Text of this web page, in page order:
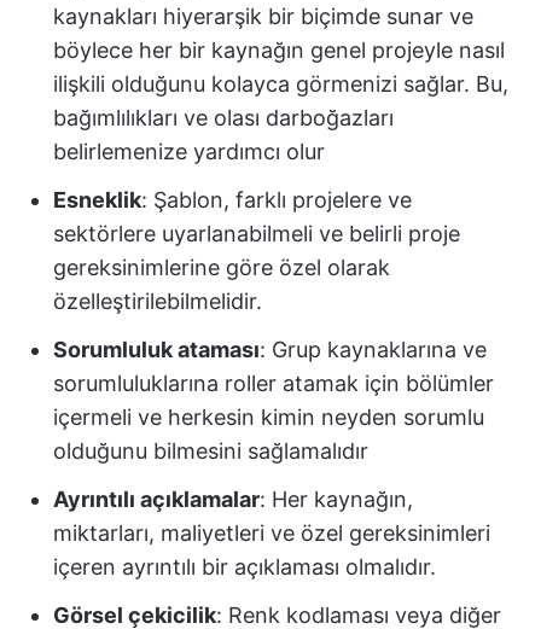
kaynakları hiyerarşik bir biçimde sunar ve
böylece her bir kaynağın genel projeyle nasıl
ilişkili olduğunu kolayca görmenizi sağlar. Bu,
bağımlılıkları ve olası darboğazları
belirlemenize yardımcı olur
Esneklik: Şablon, farklı projelere ve
sektörlere uyarlanabilmeli ve belirli proje
gereksinimlerine göre özel olarak
özelleştirilebilmelidir.
Sorumluluk ataması: Grup kaynaklarına ve
sorumluluklarına roller atamak için bölümler
içermeli ve herkesin kimin neyden sorumlu
olduğunu bilmesini sağlamalıdır
Ayrıntılı açıklamalar: Her kaynağın,
miktarları, maliyetleri ve özel gereksinimleri
içeren ayrıntılı bir açıklaması olmalıdır.
Görsel çekicilik: Renk kodlaması veya diğer